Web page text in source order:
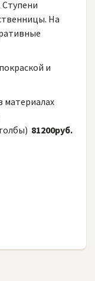
Ступени
На
и
материалах
81200руб.